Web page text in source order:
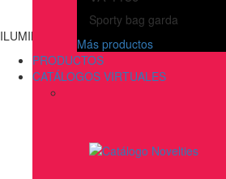
Sporty bag garda
Más productos
PRODUCTOS
CATÁLOGOS VIRTUALES
ILUMINACIÓN